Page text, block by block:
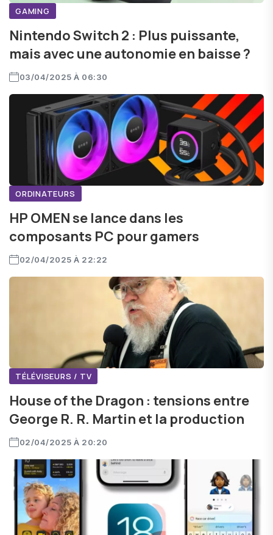
GAMING
Nintendo Switch 2 : Plus puissante,
mais avec une autonomie en baisse ?
03/04/2025 À 06:30
ORDINATEURS
HP OMEN se lance dans les
composants PC pour gamers
02/04/2025 À 22:22
TÉLÉVISEURS / TV
House of the Dragon : tensions entre
George R. R. Martin et la production
02/04/2025 À 20:20